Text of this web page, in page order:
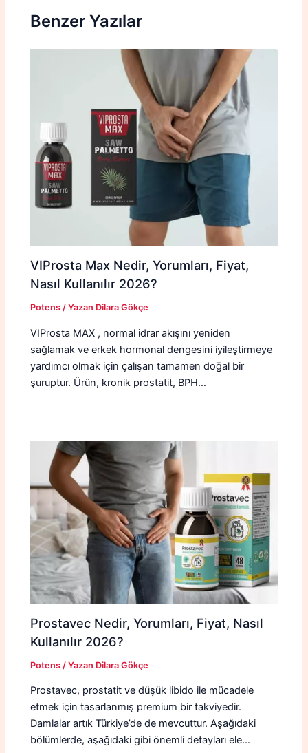
Benzer Yazılar
VIProsta Max Nedir, Yorumları, Fiyat,
Nasıl Kullanılır 2026?
Potens / Yazan Dilara Gökçe
VIProsta MAX , normal idrar akışını yeniden
sağlamak ve erkek hormonal dengesini iyileştirmeye
yardımcı olmak için çalışan tamamen doğal bir
şuruptur. Ürün, kronik prostatit, BPH…
Prostavec Nedir, Yorumları, Fiyat, Nasıl
Kullanılır 2026?
Potens / Yazan Dilara Gökçe
Prostavec, prostatit ve düşük libido ile mücadele
etmek için tasarlanmış premium bir takviyedir.
Damlalar artık Türkiye’de de mevcuttur. Aşağıdaki
bölümlerde, aşağıdaki gibi önemli detayları ele…